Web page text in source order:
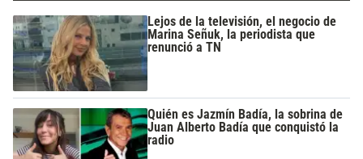
Lejos de la televisión, el negocio de
Marina Señuk, la periodista que
renunció a TN
Quién es Jazmín Badía, la sobrina de
Juan Alberto Badía que conquistó la
radio